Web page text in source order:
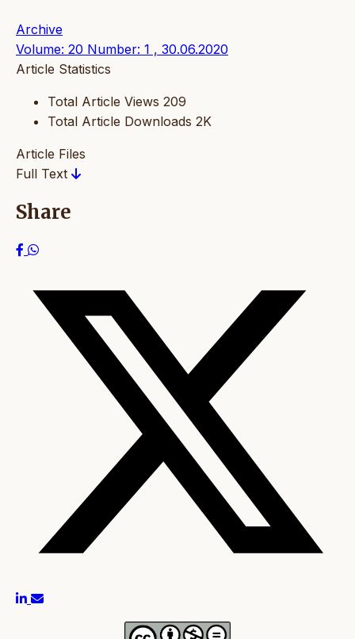
Archive
Volume: 20 Number: 1 , 30.06.2020
Article Statistics
Total Article Views 209
Total Article Downloads 2K
Article Files
Full Text
Share